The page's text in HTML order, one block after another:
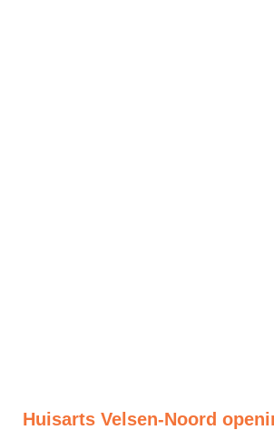
Huisarts Velsen-Noord